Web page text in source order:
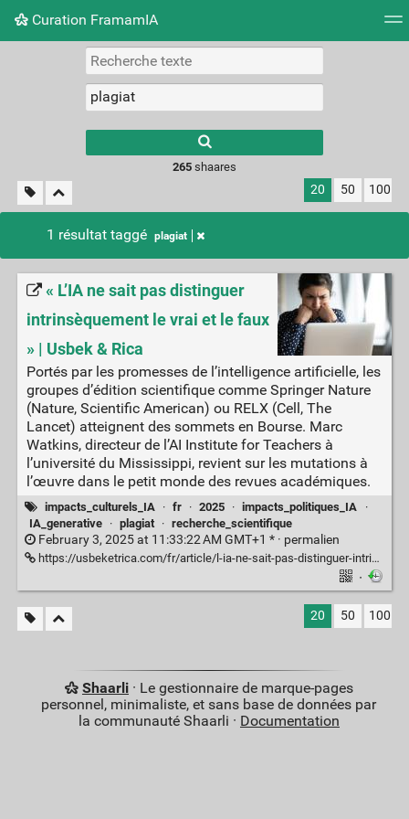
Curation FramamIA
Nuage de tags Mur d'images
265shaares
20 50 100
1 résultat taggé plagiat
« L’IA ne sait pas distinguer
intrinsèquement le vrai et le faux
» | Usbek & Rica
Portés par les promesses de l’intelligence artificielle, les
groupes d’édition scientifique comme Springer Nature
(Nature, Scientific American) ou RELX (Cell, The
Lancet) atteignent des sommets en Bourse. Marc
Watkins, directeur de l’AI Institute for Teachers à
l’université du Mississippi, revient sur les mutations à
l’œuvre dans le petit monde des revues académiques.
impacts_culturels_IA · fr · 2025 · impacts_politiques_IA
·
IA_generative
· plagiat · recherche_scientifique
February 3, 2025 at 11:33:22 AM GMT+1 * · permalien
https://usbeketrica.com/fr/article/l-ia-ne-sait-pas-distinguer-intrinsequement-le-vrai-et-le-faux
·
20 50 100
Shaarli· Le gestionnaire de marque-pages
personnel, minimaliste, et sans base de données par
la communauté Shaarli · Documentation